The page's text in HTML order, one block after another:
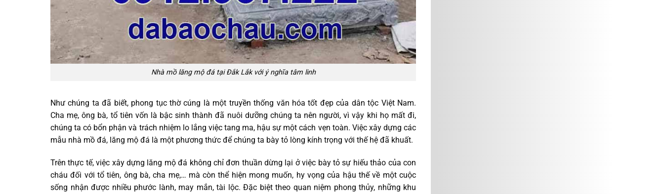
Nhà mồ lăng mộ đá tại Đắk Lắk với ý nghĩa tâm linh
Như chúng ta đã biết, phong tục thờ cúng là một truyền thống văn hóa tốt đẹp của dân tộc Việt Nam.
Cha mẹ, ông bà, tổ tiên vốn là bậc sinh thành đã nuôi dưỡng chúng ta nên người, vì vậy khi họ mất đi,
chúng ta có bổn phận và trách nhiệm lo lắng việc tang ma, hậu sự một cách vẹn toàn. Việc xây dựng các
mẫu nhà mồ đá, lăng mộ đá là một phương thức để chúng ta bày tỏ lòng kính trọng với thế hệ đã khuất.
Trên thực tế, việc xây dựng lăng mộ đá không chỉ đơn thuần dừng lại ở việc bày tỏ sự hiếu thảo của con
cháu đối với tổ tiên, ông bà, cha mẹ,… mà còn thể hiện mong muốn, hy vọng của hậu thế về một cuộc
sống nhận được nhiều phước lành, may mắn, tài lộc. Đặc biệt theo quan niệm phong thủy, những khu